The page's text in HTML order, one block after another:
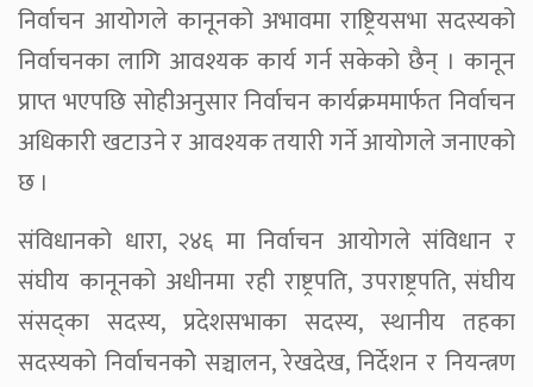
निर्वाचन आयोगले कानूनको अभावमा राष्ट्रियसभा सदस्यको
निर्वाचनका लागि आवश्यक कार्य गर्न सकेको छैन् । कानून
प्राप्त भएपछि सोहीअनुसार निर्वाचन कार्यक्रममार्फत निर्वाचन
अधिकारी खटाउने र आवश्यक तयारी गर्ने आयोगले जनाएको
छ ।
संविधानको धारा, २४६ मा निर्वाचन आयोगले संविधान र
संघीय कानूनको अधीनमा रही राष्ट्रपति, उपराष्ट्रपति, संघीय
संसद्का सदस्य, प्रदेशसभाका सदस्य, स्थानीय तहका
सदस्यको निर्वाचनकोे सञ्चालन, रेखदेख, निर्देशन र नियन्त्रण